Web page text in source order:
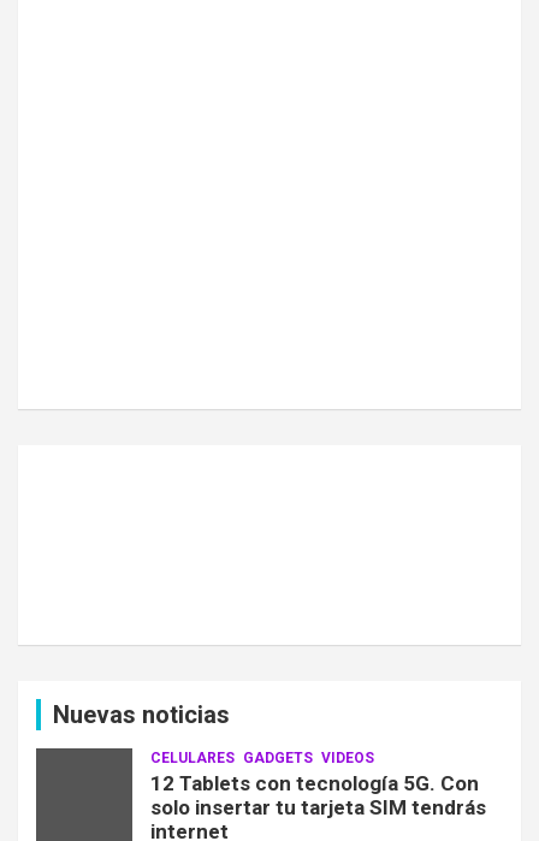
Nuevas noticias
CELULARES GADGETS VIDEOS
12 Tablets con tecnología 5G. Con
solo insertar tu tarjeta SIM tendrás
internet